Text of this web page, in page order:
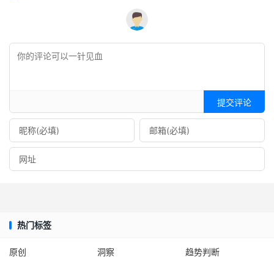
提交评论
热门标签
原创 洞察 趋势判断